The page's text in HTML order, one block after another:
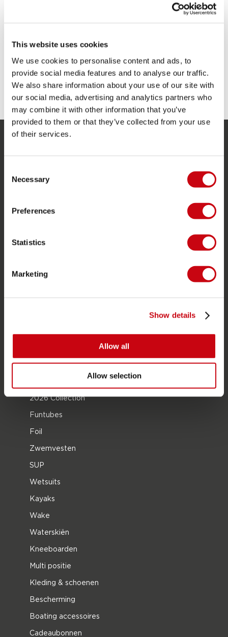
This website uses cookies
We use cookies to personalise content and ads, to
provide social media features and to analyse our traffic.
We also share information about your use of our site with
our social media, advertising and analytics partners who
may combine it with other information that you’ve
provided to them or that they’ve collected from your use
of their services.
Selection
Necessary
Preferences
Statistics
Marketing
Show details
Allow all
Allow selection
Drijvende brillen
Verstelbare strap bij het hoofd
DEEL JOUW #JOBEMOMENTS
Retourneren
Onderdelen
JOBE SPORTS
PRODUCT CATEGORIEËN
2026 Collection
Funtubes
Foil
Zwemvesten
SUP
Wetsuits
Kayaks
Wake
Waterskiën
Kneeboarden
Multi positie
Kleding & schoenen
Bescherming
Boating accessoires
Cadeaubonnen